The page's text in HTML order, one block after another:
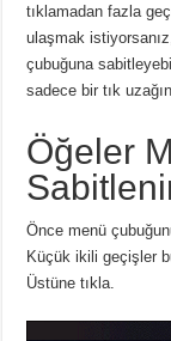
tıklamadan fazla
ulaşmak
çubuğuna
sadece bir tık
Öğeler
Önce menü
Küçük ikili geçişler
Üstüne tıkla.